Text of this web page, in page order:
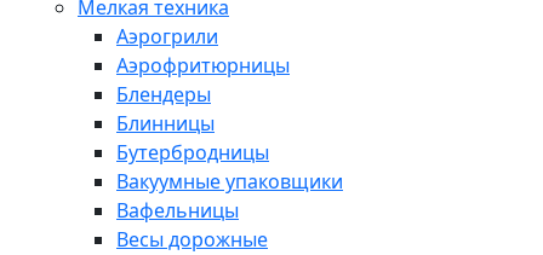
Мелкая техника
Аэрогрили
Аэрофритюрницы
Блендеры
Блинницы
Бутербродницы
Вакуумные упаковщики
Вафельницы
Весы дорожные